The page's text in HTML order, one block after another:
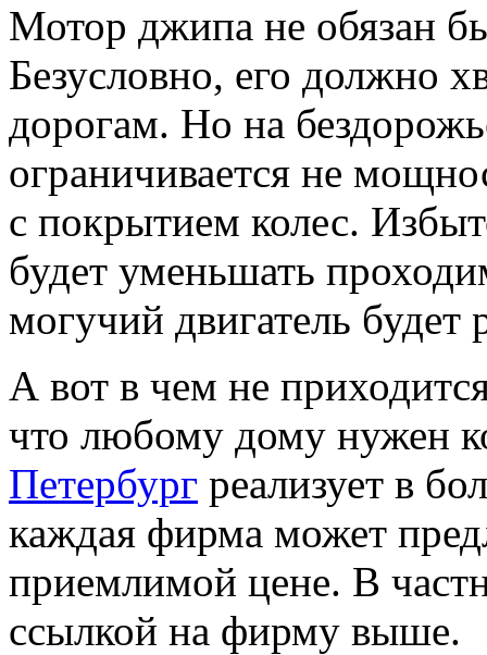
Мотор джипа не обязан
Безусловно, его должно
дорогам. Но на
ограничивается не
с покрытием колес.
будет уменьшать
могучий двигатель
А вот в чем не
что любому дому нужен
Петербург реализует в
каждая фирма может
приемлимой цене. В
ссылкой на фирму выше.